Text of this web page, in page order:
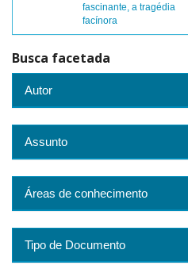
fascinante, a tragédia
facínora
Busca facetada
Autor
Assunto
Áreas de conhecimento
Tipo de Documento